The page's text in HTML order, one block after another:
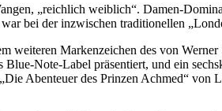
„reichlich weiblich“. Damen-
bei der inzwischen traditionellen
weiteren Markenzeichen des von
Note-Label präsentiert, und ein
Abenteuer des Prinzen Achmed“